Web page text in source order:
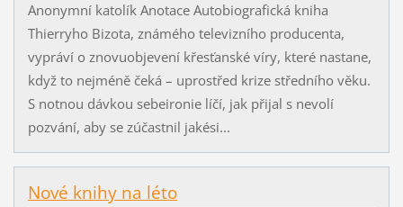
Anonymní katolík Anotace Autobiografická kniha
Thierryho Bizota, známého televizního producenta,
vypráví o znovuobjevení křesťanské víry, které nastane,
když to nejméně čeká – uprostřed krize středního věku.
S notnou dávkou sebeironie líčí, jak přijal s nevolí
pozvání, aby se zúčastnil jakési...
Nové knihy na léto